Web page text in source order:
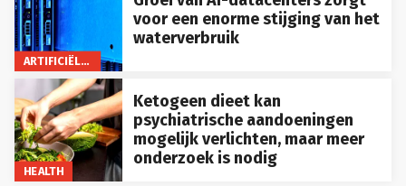
ARTIFICIËLE INTELLIGENTIE
voor een enorme stijging van het
waterverbruik
HEALTH
Ketogeen dieet kan
psychiatrische aandoeningen
mogelijk verlichten, maar meer
onderzoek is nodig